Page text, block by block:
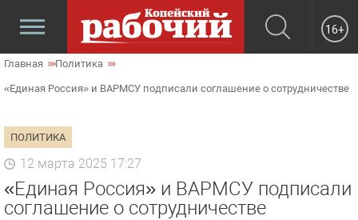
16+
Главная Политика
«Единая Россия» и ВАРМСУ подписали соглашение о сотрудничестве
ПОЛИТИКА
12 марта 2025 17:27
«Единая Россия» и ВАРМСУ подписали
соглашение о сотрудничестве